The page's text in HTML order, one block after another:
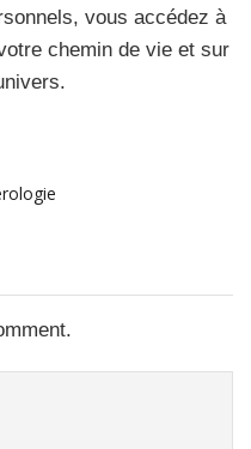
vous accédez à
chemin de vie et sur